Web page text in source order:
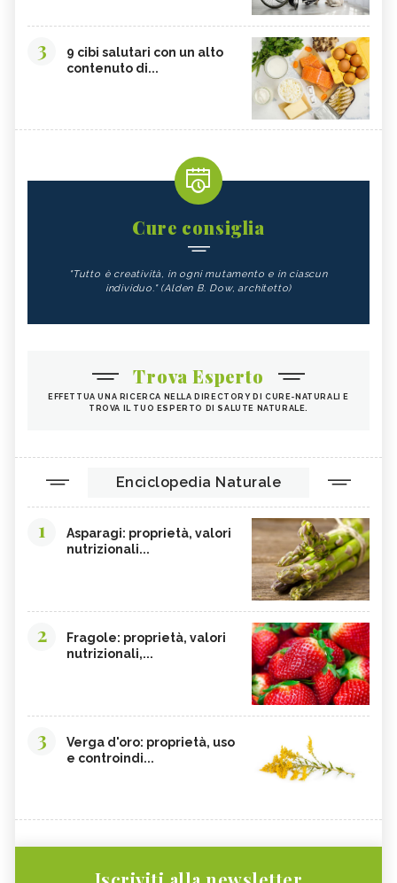
3
9 cibi salutari con un alto
contenuto di...
Cure consiglia
"Tutto è creatività, in ogni mutamento e in ciascun
individuo." (Alden B. Dow, architetto)
Trova Esperto
EFFETTUA UNA RICERCA NELLA DIRECTORY DI CURE-NATURALI E
TROVA IL TUO ESPERTO DI SALUTE NATURALE.
Enciclopedia Naturale
1
Asparagi: proprietà, valori
nutrizionali...
2
Fragole: proprietà, valori
nutrizionali,...
3
Verga d'oro: proprietà, uso
e controindi...